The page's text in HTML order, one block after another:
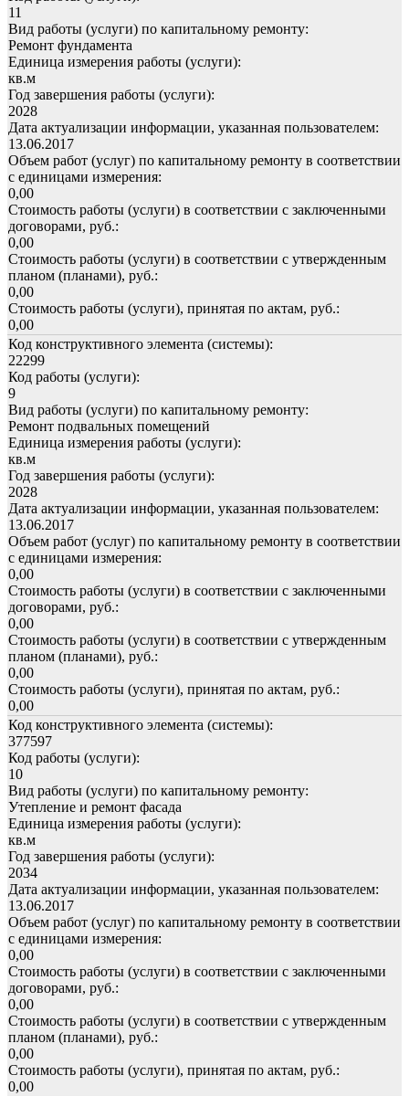
11
Вид работы (услуги) по капитальному ремонту:
Ремонт фундамента
Единица измерения работы (услуги):
кв.м
Год завершения работы (услуги):
2028
Дата актуализации информации, указанная пользователем:
13.06.2017
Объем работ (услуг) по капитальному ремонту в соответствии
с единицами измерения:
0,00
Стоимость работы (услуги) в соответствии с заключенными
договорами, руб.:
0,00
Стоимость работы (услуги) в соответствии с утвержденным
планом (планами), руб.:
0,00
Стоимость работы (услуги), принятая по актам, руб.:
0,00
Код конструктивного элемента (системы):
22299
Код работы (услуги):
9
Вид работы (услуги) по капитальному ремонту:
Ремонт подвальных помещений
Единица измерения работы (услуги):
кв.м
Год завершения работы (услуги):
2028
Дата актуализации информации, указанная пользователем:
13.06.2017
Объем работ (услуг) по капитальному ремонту в соответствии
с единицами измерения:
0,00
Стоимость работы (услуги) в соответствии с заключенными
договорами, руб.:
0,00
Стоимость работы (услуги) в соответствии с утвержденным
планом (планами), руб.:
0,00
Стоимость работы (услуги), принятая по актам, руб.:
0,00
Код конструктивного элемента (системы):
377597
Код работы (услуги):
10
Вид работы (услуги) по капитальному ремонту:
Утепление и ремонт фасада
Единица измерения работы (услуги):
кв.м
Год завершения работы (услуги):
2034
Дата актуализации информации, указанная пользователем:
13.06.2017
Объем работ (услуг) по капитальному ремонту в соответствии
с единицами измерения:
0,00
Стоимость работы (услуги) в соответствии с заключенными
договорами, руб.:
0,00
Стоимость работы (услуги) в соответствии с утвержденным
планом (планами), руб.:
0,00
Стоимость работы (услуги), принятая по актам, руб.:
0,00